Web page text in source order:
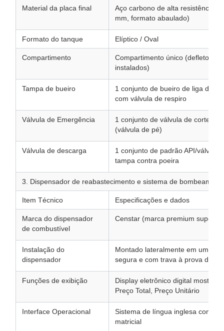
Material da placa final
Aço carbono de alta resistência
mm, formato abaulado)
Formato do tanque Elíptico / Oval
Compartimento
Compartimento único (defletores
instalados)
Tampa de bueiro
1 conjunto de bueiro de liga de
com válvula de respiro
Válvula de Emergência
1 conjunto de válvula de corte
(válvula de pé)
Válvula de descarga
1 conjunto de padrão API/válvula
tampa contra poeira
3. Dispensador de reabastecimento e sistema de
Item Técnico Especificações e dados
Marca do dispensador
de combustível
Censtar (marca premium
Instalação do
dispensador
Montado lateralmente em uma
segura e com trava à prova de
Funções de exibição
Display eletrônico digital
Preço Total, Preço Unitário
Interface Operacional
Sistema de língua inglesa com
matricial